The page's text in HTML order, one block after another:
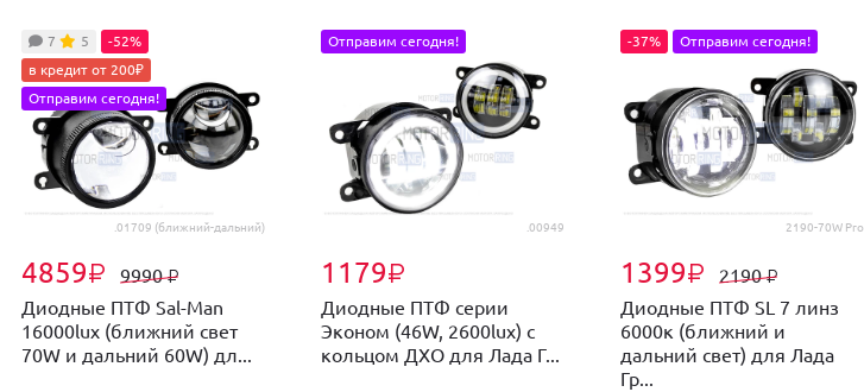
.01709 (ближний-дальний)
4859₽ 9990₽
7 5
-52%
в кредит от 200₽
Отправим сегодня!
Диодные ПТФ Sal-Man
16000lux (ближний свет
70W и дальний 60W) дл...
.00949
1179₽
Отправим сегодня!
Диодные ПТФ серии
Эконом (46W, 2600lux) с
кольцом ДХО для Лада Г...
2190-70W Pro
1399₽ 2190₽
-37% Отправим сегодня!
Диодные ПТФ SL 7 линз
6000к (ближний и
дальний свет) для Лада
Гр...